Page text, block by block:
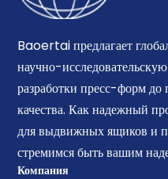
Baoertai предлагает
научно-
разработки пресс-форм до
качества. Как надежный
для выдвижных ящиков и
стремимся быть вашим
Компания